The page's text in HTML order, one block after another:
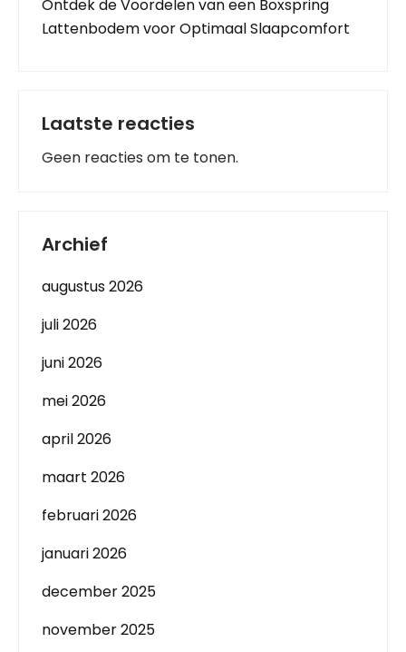
Ontdek de Voordelen van een Boxspring
Lattenbodem voor Optimaal Slaapcomfort
Laatste reacties
Geen reacties om te tonen.
Archief
augustus 2026
juli 2026
juni 2026
mei 2026
april 2026
maart 2026
februari 2026
januari 2026
december 2025
november 2025